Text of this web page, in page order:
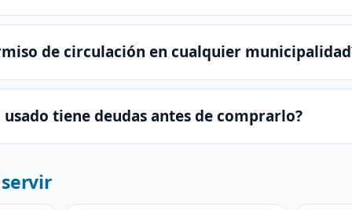
de circulación en cualquier
usado tiene deudas antes de comprarlo?